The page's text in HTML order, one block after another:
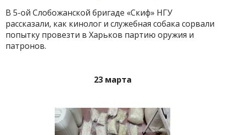
В 5-ой Слобожанской бригаде «Скиф» НГУ
рассказали, как кинолог и служебная собака сорвали
попытку провезти в Харьков партию оружия и
патронов.
23 марта